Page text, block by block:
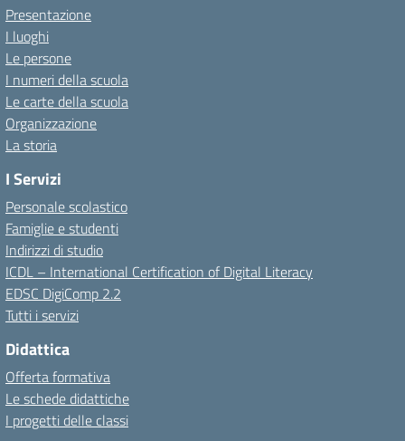
Presentazione
I luoghi
Le persone
I numeri della scuola
Le carte della scuola
Organizzazione
La storia
I Servizi
Personale scolastico
Famiglie e studenti
Indirizzi di studio
ICDL – International Certification of Digital Literacy
EDSC DigiComp 2.2
Tutti i servizi
Didattica
Offerta formativa
Le schede didattiche
I progetti delle classi